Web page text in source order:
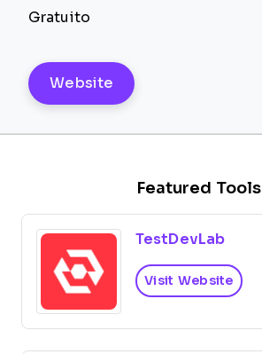
Gratuito
Website
Featured Tools
TestDevLab
Visit Website